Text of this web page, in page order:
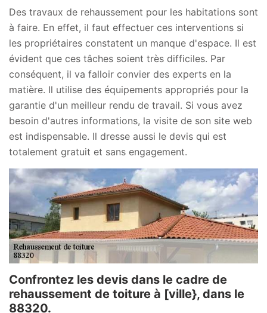
Des travaux de rehaussement pour les habitations sont
à faire. En effet, il faut effectuer ces interventions si
les propriétaires constatent un manque d'espace. Il est
évident que ces tâches soient très difficiles. Par
conséquent, il va falloir convier des experts en la
matière. Il utilise des équipements appropriés pour la
garantie d'un meilleur rendu de travail. Si vous avez
besoin d'autres informations, la visite de son site web
est indispensable. Il dresse aussi le devis qui est
totalement gratuit et sans engagement.
Confrontez les devis dans le cadre de
rehaussement de toiture à [ville}, dans le
88320.